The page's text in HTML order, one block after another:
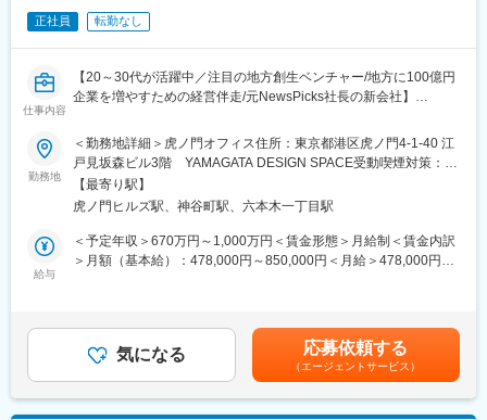
■今後の展望：
済の成長を地方から牽引し、日本と世界がより一層近づく未来を
牽引していきます。
変更の範囲：会社の定める業務
■業務内容：
◯経営変革のプロデュース
└ 経営者および経営チームとの対話を通じて「100億ロードマッ
プ」を言語化し、変革への熱量を最大化させる。
└ 描いた未来を「経営計画書（ピッチブック）」として可視化
し、組織の意思決定スピードを上げるための指針を完成させる。
◯出口戦略の実行支援
└ 描いたビジョンと現状の乖離を埋めるため、最適な人材や外部
リソースを供給し、変革を完遂させる。
の役割で選考・オファーさせていただきます。
◯即戦力・経営幹部候補 ＝経営変革プロデューサー
└ 適性に応じて、まずは「フィールドセールス」として経営者の
危機感を顕在化させ、プロジェクトの「起点」を作る役割からス
タートいただく場合もあります 。
正社員 転勤なし
仕事内容
【20～30代が活躍中／注目の地方創生ベンチャー/地方に100億円
企業を増やすための経営伴走/元NewsPicks社長の新会社】
■ミッション：
◯パートナー企業の新規開拓
└ 地方企業へのリーチ・ブランディング・CSR／CSV施策などの
ニーズを持つ大手企業や行政機関をターゲットに、『100億シン
クタンク』の協賛パートナーとして開拓する。
◯共創プログラムの企画・提案
◯パートナーリレーション構築
└ 受注後のプロジェクト推進、効果検証、リレーション深化まで
勤務地
＜勤務地詳細＞虎ノ門オフィス住所：東京都港区虎ノ門4-1-40 江
戸見坂森ビル3階 YAMAGATA DESIGN SPACE受動喫煙対策：屋
内全面禁煙変更の範囲：会社の定める事業所（リモートワーク含
む）
【最寄り駅】
虎ノ門ヒルズ駅、神谷町駅、六本木一丁目駅
給与
＜予定年収＞670万円～1,000万円＜賃金形態＞月給制＜賃金内訳
＞月額（基本給）：478,000円～850,000円＜月給＞478,000円～
能性があります。月給(月額)は固定手当を含めた表記です。
気になる 応募依頼する
（エージェントサービス）